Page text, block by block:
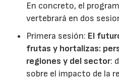
En concreto, el
vertebrará en dos
Primera sesión: El
frutas y hortalizas:
regiones y del sector:
sobre el impacto de la